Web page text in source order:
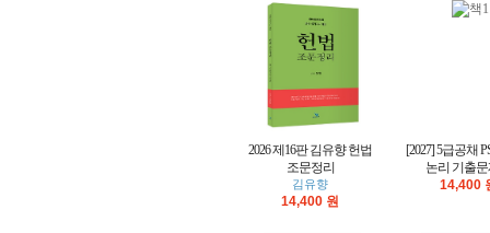
2026 제16판 김유향 헌법
조문정리
김유향
14,400 원
[2027] 5급공채
논리 기출문
14,400